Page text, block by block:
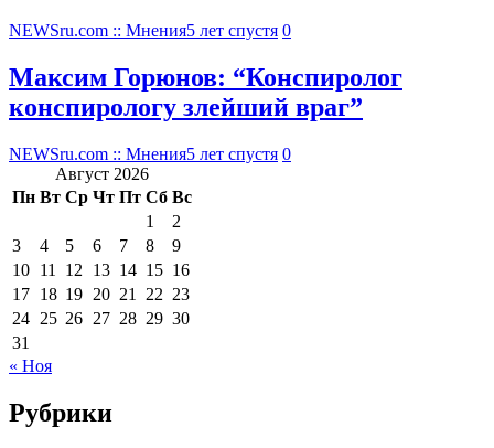
NEWSru.com :: Мнения5 лет спустя 0
Максим Горюнов: “Конспиролог
конспирологу злейший враг”
NEWSru.com :: Мнения5 лет спустя 0
Август 2026
Пн Вт Ср Чт Пт Сб Вс
1
2
3
4 5 6 7 8
9
10 11 12 13 14 15 16
17 18 19 20 21 22 23
24 25 26 27 28 29 30
31
« Ноя
Рубрики